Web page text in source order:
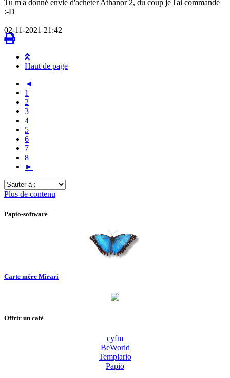
Tu m'a donné envie d'acheter Athanor 2, du coup je l'ai commandé
:-D
02-11-2021 21:42
Haut de page
◄
1
2
3
4
5
6
7
8
►
Sauter
à
Plus de contenu
Papio-software
Carte mère Mirari
Offrir un café
cyfm
BeWorld
Templario
Papio